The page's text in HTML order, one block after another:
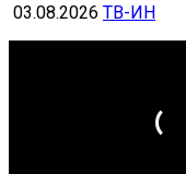
03.08.2026 ТВ-ИН